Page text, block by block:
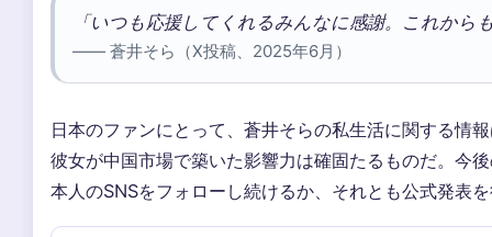
「いつも応援してくれるみんなに感謝。これから
—— 蒼井そら（X投稿、2025年6月）
日本のファンにとって、蒼井そらの私生活に関する情
彼女が中国市場で築いた影響力は確固たるものだ。今
本人のSNSをフォローし続けるか、それとも公式発表